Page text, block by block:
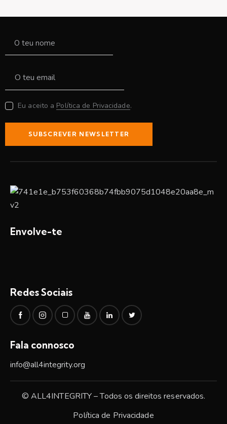
Eu aceito a Política de Privacidade.
SUBSCREVER NEWSLETTER
Envolve-te
Redes Sociais
Fala connosco
info@all4integrity.org
© ALL4INTEGRITY – Todos os direitos reservados.
Política de Privacidade